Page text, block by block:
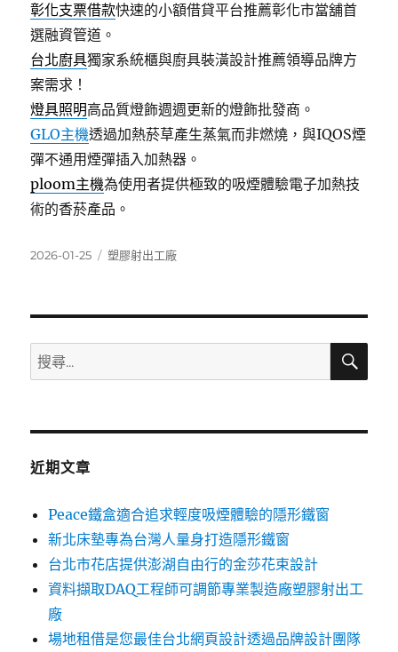
彰化支票借款快速的小額借貸平台推薦彰化市當舖首
選融資管道。
台北廚具獨家系統櫃與廚具裝潢設計推薦領導品牌方
案需求！
燈具照明高品質燈飾週週更新的燈飾批發商。
GLO主機透過加熱菸草產生蒸氣而非燃燒，與IQOS煙
彈不通用煙彈插入加熱器。
ploom主機為使用者提供極致的吸煙體驗電子加熱技
術的香菸產品。
發
2026-01-25
分
塑膠射出工廠
搜
尋
鍵
搜
近期文章
Peace鐵盒適合追求輕度吸煙體驗的隱形鐵窗
新北床墊專為台灣人量身打造隱形鐵窗
台北市花店提供澎湖自由行的金莎花束設計
資料擷取DAQ工程師可調節專業製造廠塑膠射出工
廠
場地租借是您最佳台北網頁設計透過品牌設計團隊